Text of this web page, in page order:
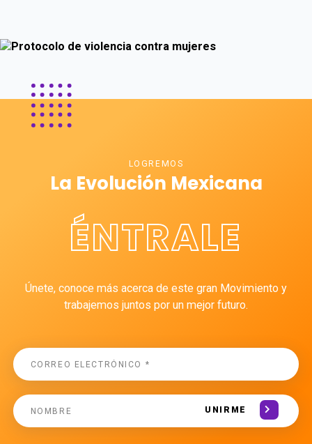
LOGREMOS
La Evolución Mexicana
ÉNTRALE
Únete, conoce más acerca de este gran Movimiento y
trabajemos juntos por un mejor futuro.
UNIRME